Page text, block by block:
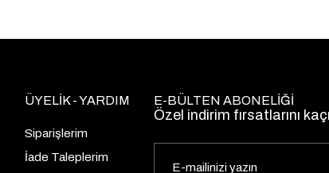
ÜYELİK - YARDIM
Siparişlerim
İade Taleplerim
E-BÜLTEN ABONELİĞİ
Özel indirim fırsatlarını